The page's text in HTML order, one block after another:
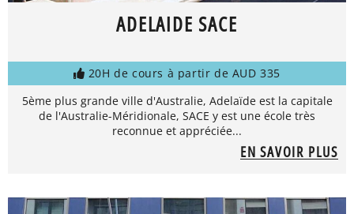
ADELAIDE SACE
20H de cours à partir de AUD 335
5ème plus grande ville d'Australie, Adelaïde est la capitale
de l'Australie-Méridionale, SACE y est une école très
reconnue et appréciée...
EN SAVOIR PLUS